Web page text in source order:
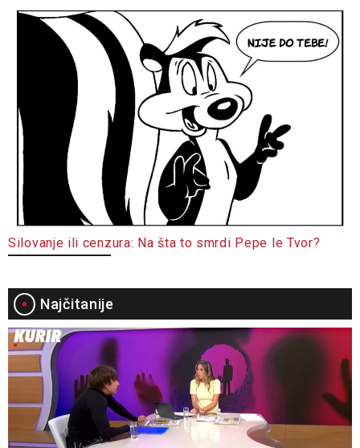
Silovanje ili cenzura: Na šta to smrdi Pepe le Tvor?
Najčitanije